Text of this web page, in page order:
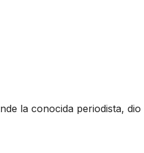
la conocida periodista,